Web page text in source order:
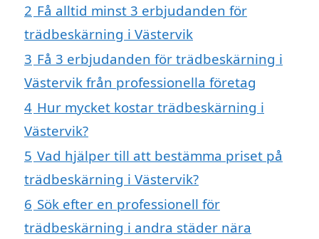
2 Få alltid minst 3 erbjudanden för
trädbeskärning i Västervik
3 Få 3 erbjudanden för trädbeskärning i
Västervik från professionella företag
4 Hur mycket kostar trädbeskärning i
Västervik?
5 Vad hjälper till att bestämma priset på
trädbeskärning i Västervik?
6 Sök efter en professionell för
trädbeskärning i andra städer nära